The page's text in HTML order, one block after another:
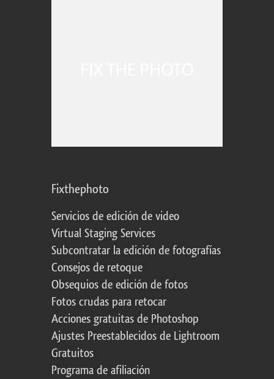
Fixthephoto
Servicios de edición de video
Virtual Staging Services
Subcontratar la edición de fotografías
Consejos de retoque
Obsequios de edición de fotos
Fotos crudas para retocar
Acciones gratuitas de Photoshop
Ajustes Preestablecidos de Lightroom
Gratuitos
Programa de afiliación